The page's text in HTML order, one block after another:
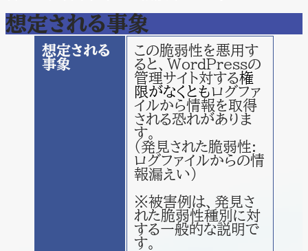
想定される事象
想定される
事象
この脆弱性を悪用す
ると、WordPressの
管理サイト対する権
限がなくともログファ
イルから情報を取得
される恐れがありま
す。
(発見された脆弱性:
ログファイルからの情
報漏えい)
※被害例は、発見さ
れた脆弱性種別に対
する一般的な説明で
す。